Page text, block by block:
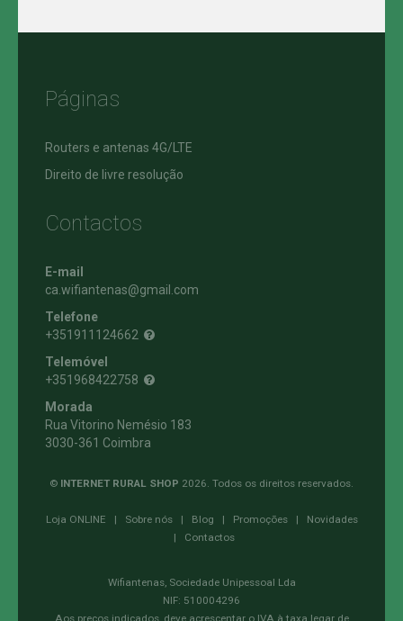
Páginas
Routers e antenas 4G/LTE
Direito de livre resolução
Contactos
E-mail
ca.wifiantenas@gmail.com
Telefone
+351911124662
Telemóvel
+351968422758
Morada
Rua Vitorino Nemésio 183
3030-361 Coimbra
© INTERNET RURAL SHOP 2026. Todos os direitos reservados.
Loja ONLINE | Sobre nós| Blog | Promoções|
Novidades
| Contactos
Wifiantenas, Sociedade Unipessoal Lda
NIF: 510004296
Aos preços indicados, deve acrescentar o IVA à taxa legar de